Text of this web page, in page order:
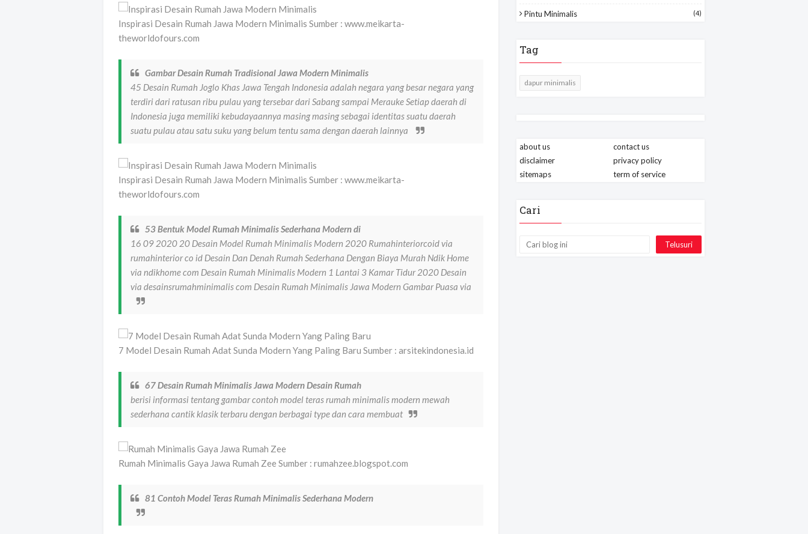
Inspirasi Desain Rumah Jawa Modern Minimalis Sumber : www.meikarta-
theworldofours.com
Gambar Desain Rumah Tradisional Jawa Modern Minimalis
45 Desain Rumah Joglo Khas Jawa Tengah Indonesia adalah negara yang besar negara yang
terdiri dari ratusan ribu pulau yang tersebar dari Sabang sampai Merauke Setiap daerah di
Indonesia juga memiliki kebudayaannya masing masing sebagai identitas suatu daerah
suatu pulau atau satu suku yang belum tentu sama dengan daerah lainnya
Inspirasi Desain Rumah Jawa Modern Minimalis Sumber : www.meikarta-
theworldofours.com
53 Bentuk Model Rumah Minimalis Sederhana Modern di
16 09 2020 20 Desain Model Rumah Minimalis Modern 2020 Rumahinteriorcoid via
rumahinterior co id Desain Dan Denah Rumah Sederhana Dengan Biaya Murah Ndik Home
via ndikhome com Desain Rumah Minimalis Modern 1 Lantai 3 Kamar Tidur 2020 Desain
via desainsrumahminimalis com Desain Rumah Minimalis Jawa Modern Gambar Puasa via
7 Model Desain Rumah Adat Sunda Modern Yang Paling Baru Sumber : arsitekindonesia.id
67 Desain Rumah Minimalis Jawa Modern Desain Rumah
berisi informasi tentang gambar contoh model teras rumah minimalis modern mewah
sederhana cantik klasik terbaru dengan berbagai type dan cara membuat
Rumah Minimalis Gaya Jawa Rumah Zee Sumber : rumahzee.blogspot.com
81 Contoh Model Teras Rumah Minimalis Sederhana Modern
Pintu Minimalis (4)
Tag
dapur minimalis
about us
contact us
disclaimer
privacy policy
sitemaps
term of service
Cari